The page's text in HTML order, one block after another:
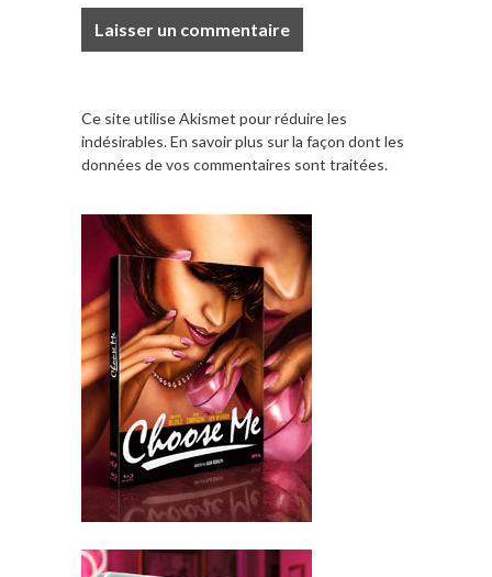
Ce site utilise Akismet pour réduire les
indésirables.En savoir plus sur la façon dont les
données de vos commentaires sont traitées.